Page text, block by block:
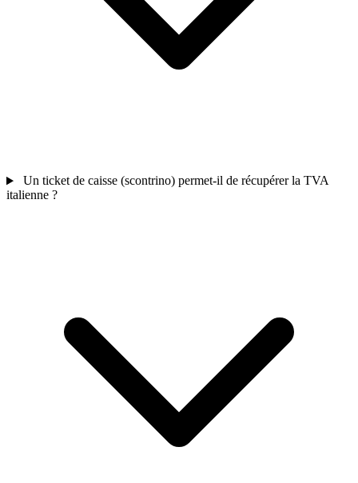
Un ticket de caisse (scontrino) permet-il de récupérer la TVA
italienne ?